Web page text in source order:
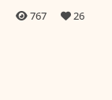
767 26